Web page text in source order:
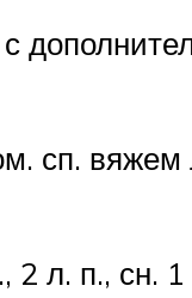
сп.
2 л. п., сн.